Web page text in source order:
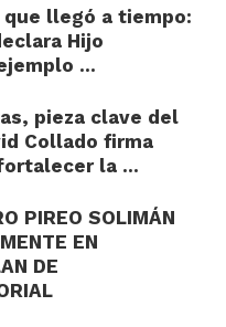
que llegó a tiempo:
Hijo
...
pieza clave del
Collado firma
la ...
PIREO SOLIMÁN
EN
DE